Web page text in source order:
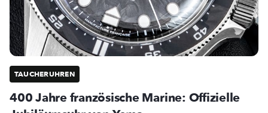
TAUCHERUHREN
400 Jahre französische Marine: Offizielle